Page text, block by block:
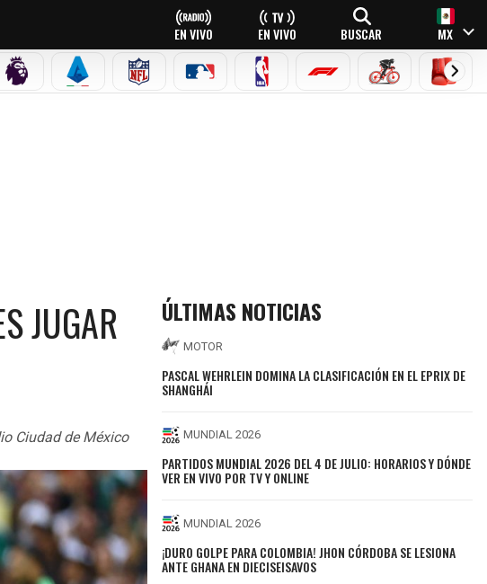
EN VIVO EN VIVO BUSCAR MX
PREMIER LEAGUE
SERIE A NFL MLB NBA FÓRMULA 1CICLISMOBOXEO
JUGAR
Ciudad de México
ÚLTIMAS NOTICIAS
MOTOR
PASCAL WEHRLEIN DOMINA LA CLASIFICACIÓN EN EL EPRIX DE
SHANGHÁI
MUNDIAL 2026
PARTIDOS MUNDIAL 2026 DEL 4 DE JULIO: HORARIOS Y DÓNDE
VER EN VIVO POR TV Y ONLINE
MUNDIAL 2026
¡DURO GOLPE PARA COLOMBIA! JHON CÓRDOBA SE LESIONA
ANTE GHANA EN DIECISEISAVOS